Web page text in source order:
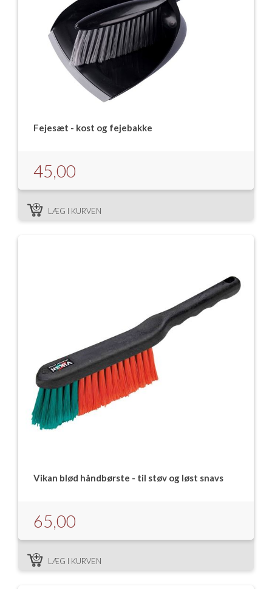
Fejesæt - kost og fejebakke
45,00
LÆG I KURVEN
Vikan blød håndbørste - til støv og løst snavs
65,00
LÆG I KURVEN